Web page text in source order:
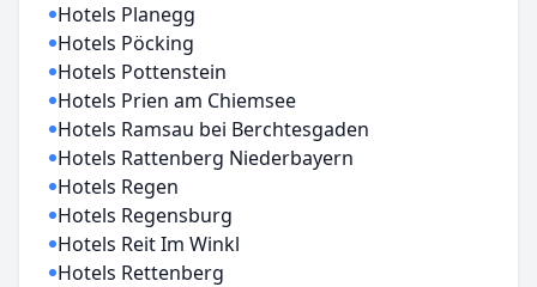
Hotels Planegg
Hotels Pöcking
Hotels Pottenstein
Hotels Prien am Chiemsee
Hotels Ramsau bei Berchtesgaden
Hotels Rattenberg Niederbayern
Hotels Regen
Hotels Regensburg
Hotels Reit Im Winkl
Hotels Rettenberg